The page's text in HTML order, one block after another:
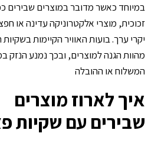
במיוחד כאשר מדובר במוצרים שבירים
זכוכית, מוצרי אלקטרוניקה עדינה או
יקרי ערך. בועות האוויר הקיימות
מהוות הגנה למוצרים, ובכך נמנע הנזק
המשלוח או ההובלה
איך לארוז מוצרים
שבירים עם שקיות